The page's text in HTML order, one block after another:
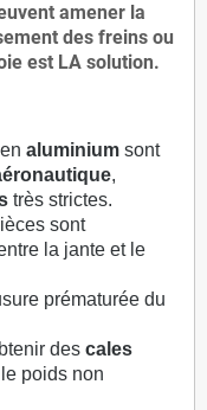
amener la
des freins ou
est LA solution.
aluminium sont
,
très strictes.
sont
la jante et le
prématurée du
des cales
poids non